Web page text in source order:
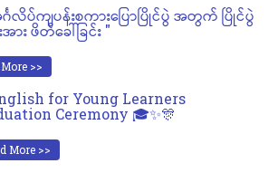
ဂလိပ်ကျပန်းစကားပြောပြိုင်ပွဲ အတွက် ပြိုင်ပွဲ
အား ဖိတ်ခေါ်ခြင်း "
>>
for Young Learners
Ceremony 🎓✨🎊
More >>